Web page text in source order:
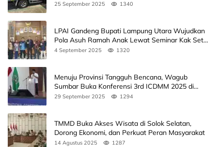
25 September 2025 1340
LPAI Gandeng Bupati Lampung Utara Wujudkan
Pola Asuh Ramah Anak Lewat Seminar Kak Seto,
Ini Jadwalnya
4 September 2025 1320
Menuju Provinsi Tangguh Bencana, Wagub
Sumbar Buka Konferensi 3rd ICDMM 2025 di
Unand
29 September 2025 1294
TMMD Buka Akses Wisata di Solok Selatan,
Dorong Ekonomi, dan Perkuat Peran Masyarakat
14 Agustus 2025 1287